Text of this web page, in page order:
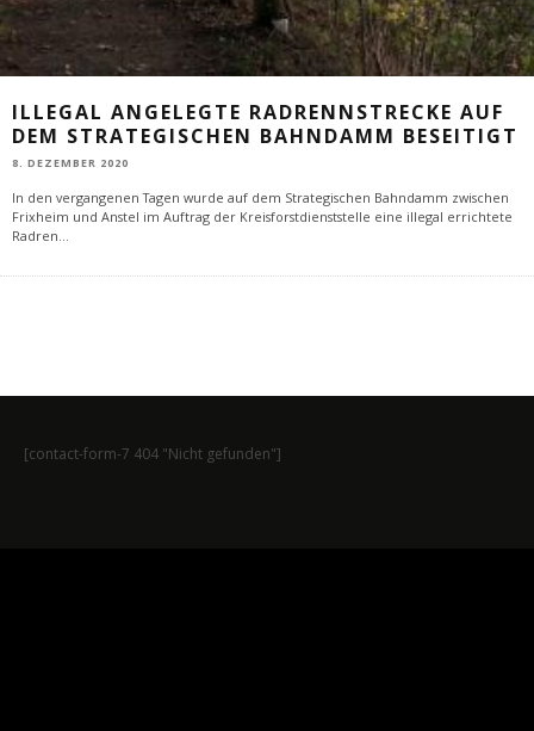
ILLEGAL ANGELEGTE RADRENNSTRECKE AUF
DEM STRATEGISCHEN BAHNDAMM BESEITIGT
8. DEZEMBER 2020
In den vergangenen Tagen wurde auf dem Strategischen Bahndamm zwischen
Frixheim und Anstel im Auftrag der Kreisforstdienststelle eine illegal errichtete
Radren...
[contact-form-7 404 "Nicht gefunden"]